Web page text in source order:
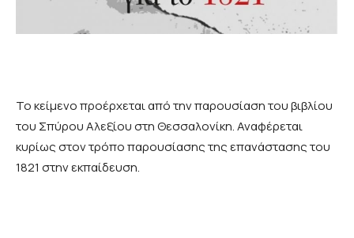
Το κείμενο προέρχεται από την παρουσίαση του βιβλίου
του Σπύρου Αλεξίου στη Θεσσαλονίκη. Αναφέρεται
κυρίως στον τρόπο παρουσίασης της επανάστασης του
1821 στην εκπαίδευση.